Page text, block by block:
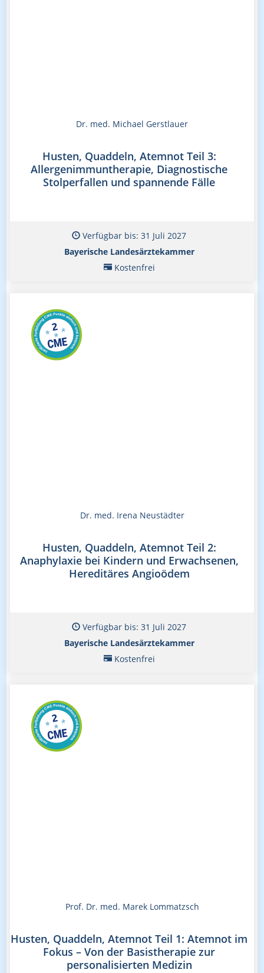
Dr. med. Michael Gerstlauer
Husten, Quaddeln, Atemnot Teil 3:
Allergenimmuntherapie, Diagnostische
Stolperfallen und spannende Fälle
Verfügbar bis: 31 Juli 2027
Bayerische Landesärztekammer
Kostenfrei
Dr. med. Irena Neustädter
Husten, Quaddeln, Atemnot Teil 2:
Anaphylaxie bei Kindern und Erwachsenen,
Hereditäres Angioödem
Verfügbar bis: 31 Juli 2027
Bayerische Landesärztekammer
Kostenfrei
Prof. Dr. med. Marek Lommatzsch
Husten, Quaddeln, Atemnot Teil 1: Atemnot im
Fokus – Von der Basistherapie zur
personalisierten Medizin